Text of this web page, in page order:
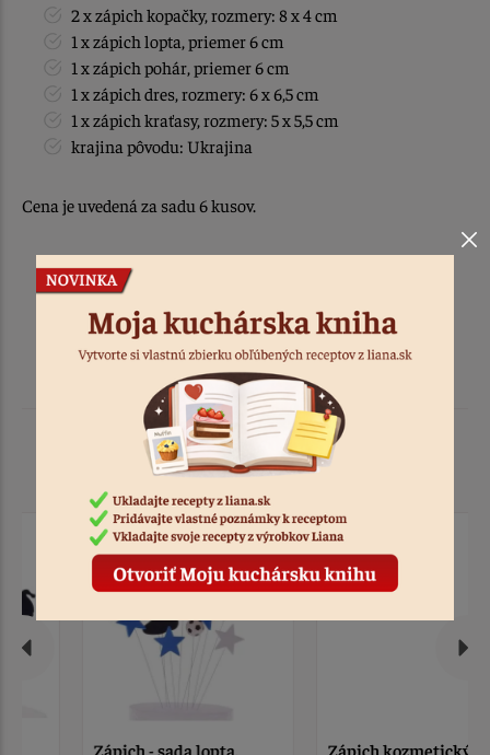
2 x zápich kopačky, rozmery: 8 x 4 cm
1 x zápich lopta, priemer 6 cm
1 x zápich pohár, priemer 6 cm
1 x zápich dres, rozmery: 6 x 6,5 cm
1 x zápich kraťasy, rozmery: 5 x 5,5 cm
krajina pôvodu: Ukrajina
Cena je uvedená za sadu 6 kusov.
Podobné produkty
Zápich - sada lopta,
Zápich kozmetický